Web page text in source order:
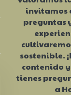
invitamos
preguntas
sostenible.
contenido
tienes
a